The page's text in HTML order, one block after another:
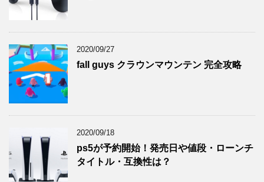
2020/09/27
fall guys クラウンマウンテン 完全攻略
2020/09/18
ps5が予約開始！発売日や値段・ローンチ
タイトル・互換性は？